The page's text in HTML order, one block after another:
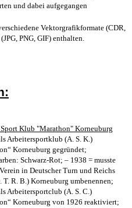
und dabei aufgegangen
Vektorgrafikformate (CDR,
PNG, GIF) enthalten.
Klub "Marathon" Korneuburg
Arbeitersportklub (A. S. K.)
Korneuburg gegründet;
Schwarz-Rot; – 1938 = musste
in Deutscher Turn und Reichs
T. R. B.) Korneuburg umbenennen;
Arbeitersportclub (A. S. C.)
Korneuburg von 1926 reaktiviert;